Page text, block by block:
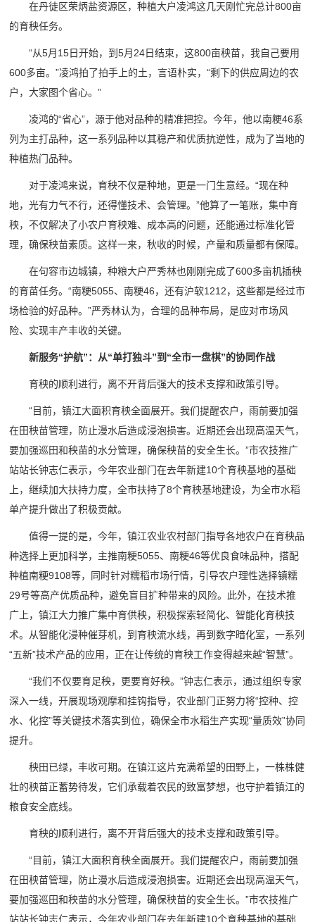
在丹徒区荣炳盐资源区，种植大户凌鸿这几天刚忙完总计800亩
的育秧任务。
“从5月15日开始，到5月24日结束，这800亩秧苗，我自己要用
600多亩。”凌鸿拍了拍手上的土，言语朴实，“剩下的供应周边的农
户，大家图个省心。”
凌鸿的“省心”，源于他对品种的精准把控。今年，他以南粳46系
列为主打品种，这一系列品种以其稳产和优质抗逆性，成为了当地的
种植热门品种。
对于凌鸿来说，育秧不仅是种地，更是一门生意经。“现在种
地，光有力气不行，还得懂技术、会管理。”他算了一笔账，集中育
秧，不仅解决了小农户育秧难、成本高的问题，还能通过标准化管
理，确保秧苗素质。这样一来，秋收的时候，产量和质量都有保障。
在句容市边城镇，种粮大户严秀林也刚刚完成了600多亩机插秧
的育苗任务。“南粳5055、南粳46，还有沪软1212，这些都是经过市
场检验的好品种。”严秀林认为，合理的品种布局，是应对市场风
险、实现丰产丰收的关键。
新服务“护航”：从“单打独斗”到“全市一盘棋”的协同作战
育秧的顺利进行，离不开背后强大的技术支撑和政策引导。
“目前，镇江大面积育秧全面展开。我们提醒农户，雨前要加强
在田秧苗管理，防止漫水后造成浸泡损害。近期还会出现高温天气，
要加强巡田和秧苗的水分管理，确保秧苗的安全生长。”市农技推广
站站长钟志仁表示，今年农业部门在去年新建10个育秧基地的基础
上，继续加大扶持力度，全市扶持了8个育秧基地建设，为全市水稻
单产提升做出了积极贡献。
值得一提的是，今年，镇江农业农村部门指导各地农户在育秧品
种选择上更加科学，主推南粳5055、南粳46等优良食味品种，搭配
种植南粳9108等，同时针对糯稻市场行情，引导农户理性选择镇糯
29号等高产优质品种，避免盲目扩种带来的风险。此外，在技术推
广上，镇江大力推广集中育供秧，积极探索轻简化、智能化育秧技
术。从智能化浸种催芽机，到育秧流水线，再到数字暗化室，一系列
“五新”技术产品的应用，正在让传统的育秧工作变得越来越“智慧”。
“我们不仅要育足秧，更要育好秧。”钟志仁表示，通过组织专家
深入一线，开展现场观摩和挂钩指导，农业部门正努力将“控种、控
水、化控”等关键技术落实到位，确保全市水稻生产实现“量质效”协同
提升。
秧田已绿，丰收可期。在镇江这片充满希望的田野上，一株株健
壮的秧苗正蓄势待发，它们承载着农民的致富梦想，也守护着镇江的
粮食安全底线。
育秧的顺利进行，离不开背后强大的技术支撑和政策引导。
“目前，镇江大面积育秧全面展开。我们提醒农户，雨前要加强
在田秧苗管理，防止漫水后造成浸泡损害。近期还会出现高温天气，
要加强巡田和秧苗的水分管理，确保秧苗的安全生长。”市农技推广
站站长钟志仁表示，今年农业部门在去年新建10个育秧基地的基础